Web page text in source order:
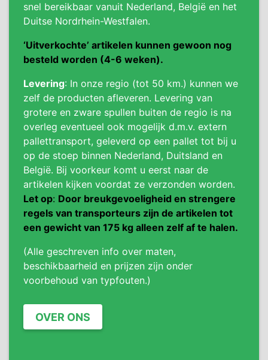
snel bereikbaar vanuit Nederland, België en het
Duitse Nordrhein-Westfalen.
‘Uitverkochte’ artikelen kunnen gewoon nog
besteld worden (4-6 weken).
Levering: In onze regio (tot 50 km.) kunnen we
zelf de producten afleveren. Levering van
grotere en zware spullen buiten de regio is na
overleg eventueel ook mogelijk d.m.v. extern
pallettransport, geleverd op een pallet tot bij u
op de stoep binnen Nederland, Duitsland en
België. Bij voorkeur komt u eerst naar de
artikelen kijken voordat ze verzonden worden.
Let op: Door breukgevoeligheid en strengere
regels van transporteurs zijn de artikelen tot
een gewicht van 175 kg alleen zelf af te halen.
(Alle geschreven info over maten,
beschikbaarheid en prijzen zijn onder
voorbehoud van typfouten.)
OVER ONS